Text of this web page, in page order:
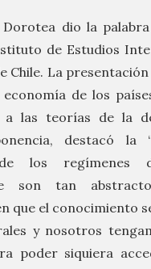
dio la
de Estudios
Chile. La
de los
a las teorías de la
destacó la
de los regímenes
son tan
que el conocimiento
y nosotros
poder siquiera